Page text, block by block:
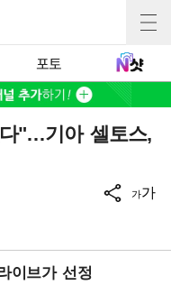
포토
"…기아 셀토스,
가가
이브가 선정